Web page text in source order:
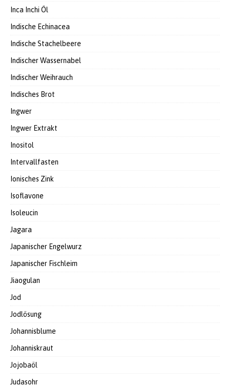
Inca Inchi Öl
Indische Echinacea
Indische Stachelbeere
Indischer Wassernabel
Indischer Weihrauch
Indisches Brot
Ingwer
Ingwer Extrakt
Inositol
Intervallfasten
Ionisches Zink
Isoflavone
Isoleucin
Jagara
Japanischer Engelwurz
Japanischer Fischleim
Jiaogulan
Jod
Jodlösung
Johannisblume
Johanniskraut
Jojobaöl
Judasohr